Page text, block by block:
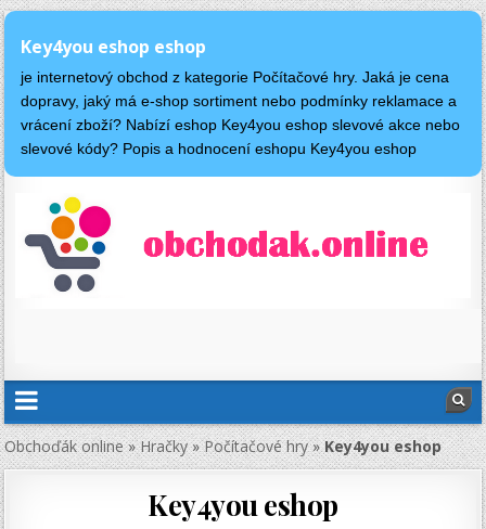
Key4you eshop eshop
je internetový obchod z kategorie Počítačové hry. Jaká je cena
dopravy, jaký má e-shop sortiment nebo podmínky reklamace a
vrácení zboží? Nabízí eshop Key4you eshop slevové akce nebo
slevové kódy? Popis a hodnocení eshopu Key4you eshop
Obchoďák online»Hračky»Počítačové hry»Key4you eshop
Key4you eshop